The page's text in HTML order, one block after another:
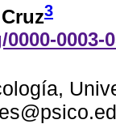
3
0003-